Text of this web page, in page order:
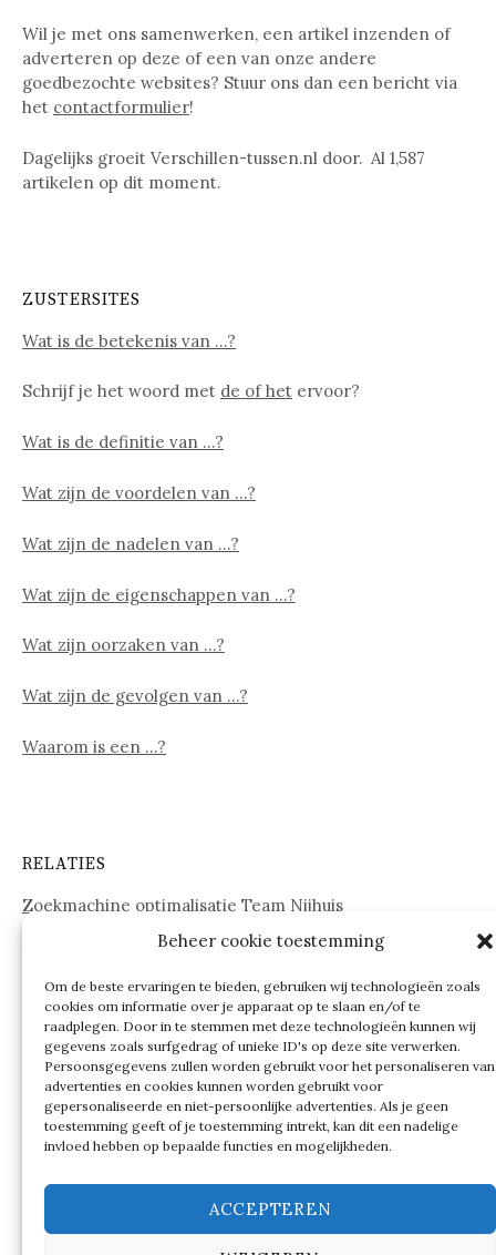
Beheer cookie toestemming
Om de beste ervaringen te bieden, gebruiken wij technologieën zoals
cookies om informatie over je apparaat op te slaan en/of te
raadplegen. Door in te stemmen met deze technologieën kunnen wij
gegevens zoals surfgedrag of unieke ID's op deze site verwerken.
Persoonsgegevens zullen worden gebruikt voor het personaliseren van
advertenties en cookies kunnen worden gebruikt voor
gepersonaliseerde en niet-persoonlijke advertenties. Als je geen
toestemming geeft of je toestemming intrekt, kan dit een nadelige
invloed hebben op bepaalde functies en mogelijkheden.
ACCEPTEREN
Wil je met ons samenwerken, een artikel inzenden of
adverteren op deze of een van onze andere
goedbezochte websites? Stuur ons dan een bericht via
het contactformulier!
Dagelijks groeit Verschillen-tussen.nl door. Al 1,587
artikelen op dit moment.
ZUSTERSITES
Wat is de betekenis van …?
Schrijf je het woord met de of het ervoor?
Wat is de definitie van …?
Wat zijn de voordelen van …?
Wat zijn de nadelen van …?
Wat zijn de eigenschappen van …?
Wat zijn oorzaken van …?
Wat zijn de gevolgen van …?
Waarom is een …?
RELATIES
Zoekmachine optimalisatie Team Nijhuis